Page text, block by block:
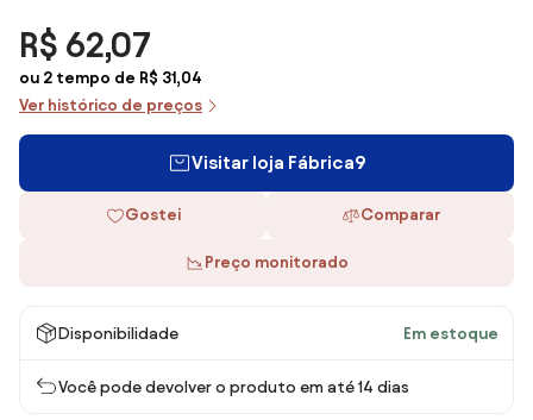
R$ 62,07
ou 2 tempo de R$ 31,04
Ver histórico de preços
Visitar loja Fábrica9
Gostei Comparar
Preço monitorado
Disponibilidade Em estoque
Você pode devolver o produto em até 14 dias